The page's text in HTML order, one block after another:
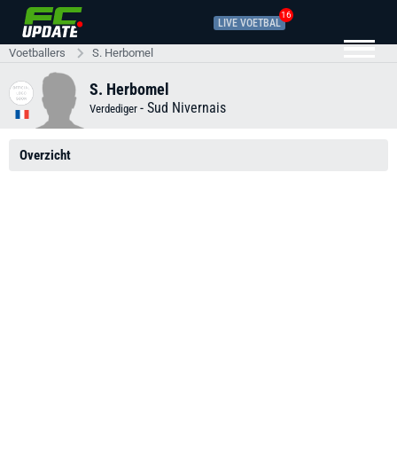
LIVE VOETBAL
16
Voetballers S. Herbomel
S. Herbomel
Verdediger - Sud Nivernais
Overzicht